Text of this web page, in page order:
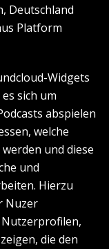
Deutschland
Platform
Widgets
sich um
abspielen
welche
und diese
und
Hierzu
Nuzer
Nutzerprofilen,
die den